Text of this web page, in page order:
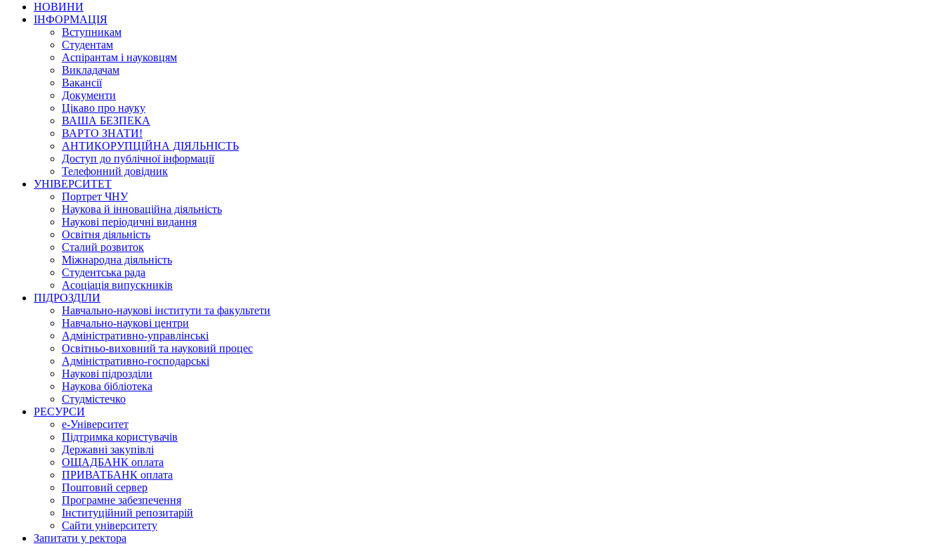
НОВИНИ
ІНФОРМАЦІЯ
Вступникам
Студентам
Аспірантам і науковцям
Викладачам
Вакансії
Документи
Цікаво про науку
ВАША БЕЗПЕКА
ВАРТО ЗНАТИ!
АНТИКОРУПЦІЙНА ДІЯЛЬНІСТЬ
Доступ до публічної інформації
Телефонний довідник
УНІВЕРСИТЕТ
Портрет ЧНУ
Наукова й інноваційна діяльність
Наукові періодичні видання
Освітня діяльність
Сталий розвиток
Міжнародна діяльність
Студентська рада
Асоціація випускників
ПІДРОЗДІЛИ
Навчально-наукові інститути та факультети
Навчально-наукові центри
Адміністративно-управлінські
Освітньо-виховний та науковий процес
Адміністративно-господарські
Наукові підрозділи
Наукова бібліотека
Студмістечко
РЕСУРСИ
е-Університет
Підтримка користувачів
Державні закупівлі
ОЩАДБАНК оплата
ПРИВАТБАНК оплата
Поштовий сервер
Програмне забезпечення
Інституційний репозитарій
Сайти університету
Запитати у ректора